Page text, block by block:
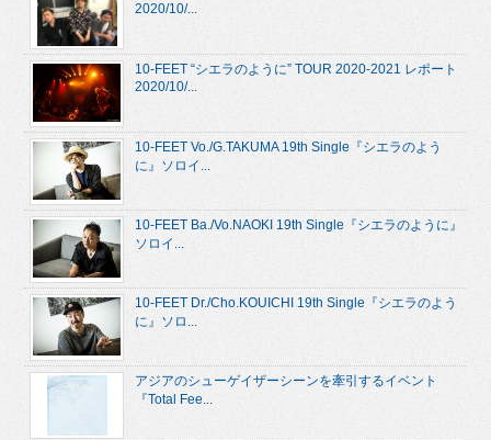
2020/10/...
10-FEET “シエラのように” TOUR 2020-2021 レポート
2020/10/...
10-FEET Vo./G.TAKUMA 19th Single『シエラのよう
に』ソロイ...
10-FEET Ba./Vo.NAOKI 19th Single『シエラのように』
ソロイ...
10-FEET Dr./Cho.KOUICHI 19th Single『シエラのよう
に』ソロ...
アジアのシューゲイザーシーンを牽引するイベント
『Total Fee...